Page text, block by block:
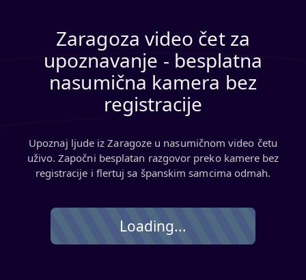
Zaragoza video čet za
upoznavanje - besplatna
nasumična kamera bez
registracije
Upoznaj ljude iz Zaragoze u nasumičnom video četu
uživo. Započni besplatan razgovor preko kamere bez
registracije i flertuj sa španskim samcima odmah.
Loading...